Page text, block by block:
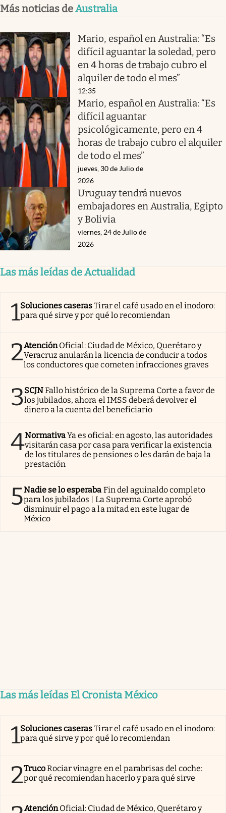
Más noticias deAustralia
Mario, español en Australia: “Es
difícil aguantar la soledad, pero
en 4 horas de trabajo cubro el
alquiler de todo el mes”
12:35
Mario, español en Australia: “Es
difícil aguantar
psicológicamente, pero en 4
horas de trabajo cubro el alquiler
de todo el mes”
jueves, 30 de Julio de
2026
Uruguay tendrá nuevos
embajadores en Australia, Egipto
y Bolivia
viernes, 24 de Julio de
2026
Las más leídas de Actualidad
1Soluciones caserasTirar el café usado en el inodoro:
para qué sirve y por qué lo recomiendan
2AtenciónOficial: Ciudad de México, Querétaro y
Veracruz anularán la licencia de conducir a todos
los conductores que cometen infracciones graves
3SCJNFallo histórico de la Suprema Corte a favor de
los jubilados, ahora el IMSS deberá devolver el
dinero a la cuenta del beneficiario
4NormativaYa es oficial: en agosto, las autoridades
visitarán casa por casa para verificar la existencia
de los titulares de pensiones o les darán de baja la
prestación
5Nadie se lo esperaba Fin del aguinaldo completo
para los jubilados | La Suprema Corte aprobó
disminuir el pago a la mitad en este lugar de
México
Las más leídas El Cronista México
1Soluciones caserasTirar el café usado en el inodoro:
para qué sirve y por qué lo recomiendan
2TrucoRociar vinagre en el parabrisas del coche:
por qué recomiendan hacerlo y para qué sirve
AtenciónOficial: Ciudad de México, Querétaro y